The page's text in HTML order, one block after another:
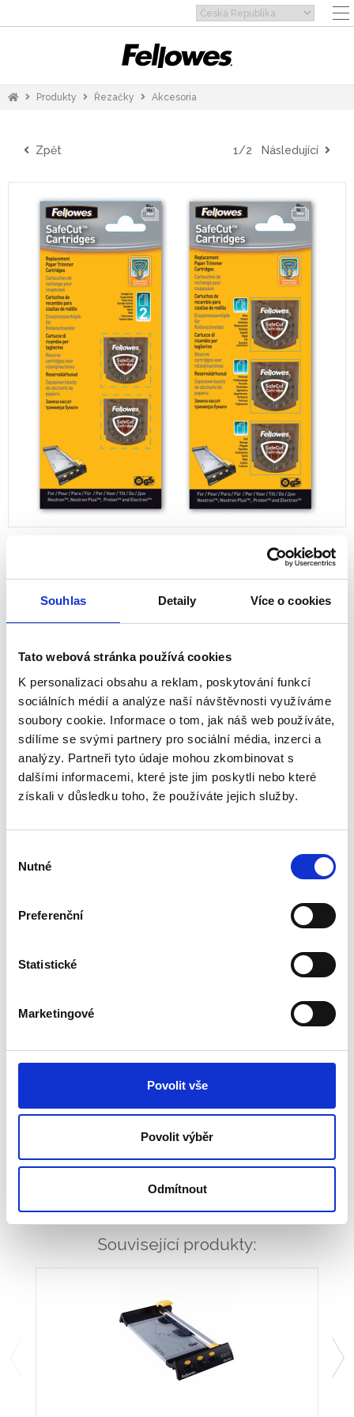
Souhlas Detaily Více o cookies
Tato webová stránka používá cookies
K personalizaci obsahu a reklam, poskytování funkcí
sociálních médií a analýze naší návštěvnosti využíváme
soubory cookie. Informace o tom, jak náš web používáte,
sdílíme se svými partnery pro sociální média, inzerci a
analýzy. Partneři tyto údaje mohou zkombinovat s
dalšími informacemi, které jste jim poskytli nebo které
získali v důsledku toho, že používáte jejich služby.
souhlasu
Nutné
Preferenční
Statistické
Marketingové
Povolit vše
Povolit výběr
Odmítnout
Produkty Řezačky Akcesoria
Zpět 1/2 Následující
Rotační nástroje
5411301
Perforovaný, vlnka, rýha
1 x (3)
5411401
rotační nůž s řezem „vlnky“, jeden nástroj pro rýhovaní
Electron, Proton, Neutron.
Typ výrobku Příslušenství
Související produkty: